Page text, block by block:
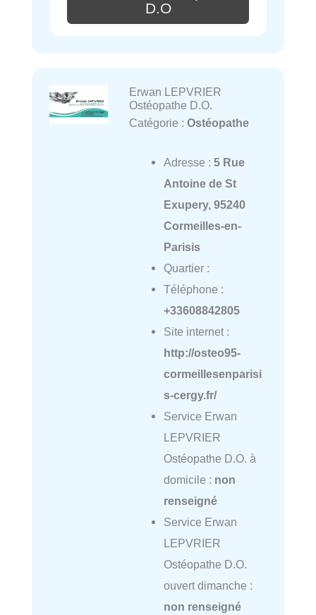
D.O
Erwan LEPVRIER
Ostéopathe D.O.
Catégorie : Ostéopathe
Adresse : 5 Rue
Antoine de St
Exupery, 95240
Cormeilles-en-
Parisis
Quartier :
Téléphone :
+33608842805
Site internet :
http://osteo95-
cormeillesenparisi
s-cergy.fr/
Service Erwan
LEPVRIER
Ostéopathe D.O. à
domicile : non
renseigné
Service Erwan
LEPVRIER
Ostéopathe D.O.
ouvert dimanche :
non renseigné